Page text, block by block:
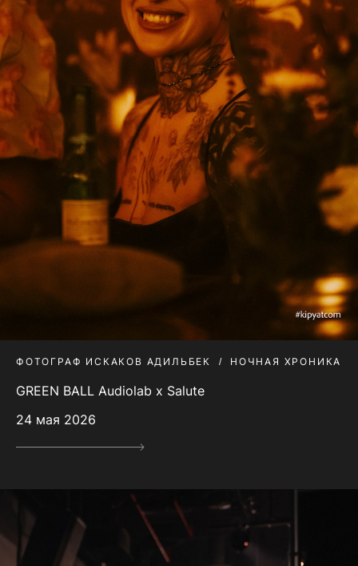
ФОТОГРАФ ИСКАКОВ АДИЛЬБЕК НОЧНАЯ ХРОНИКА
GREEN BALL Audiolab x Salute
24 мая 2026